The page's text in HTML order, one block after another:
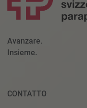
Avanzare.
Insieme.
CONTATTO